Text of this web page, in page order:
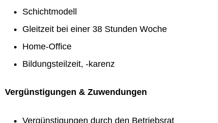
Schichtmodell
Gleitzeit bei einer 38 Stunden Woche
Home-Office
Bildungsteilzeit, -karenz
Vergünstigungen & Zuwendungen
Vergünstigungen durch den Betriebsrat